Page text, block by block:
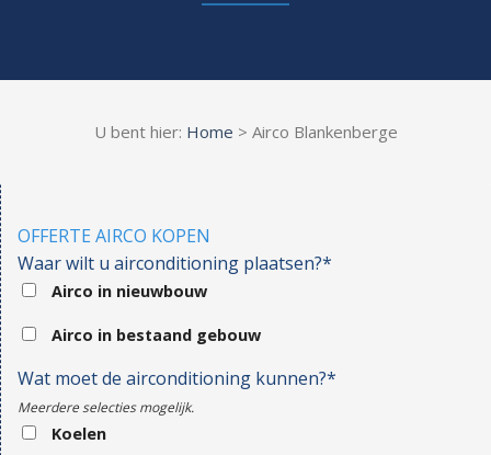
U bent hier: Home > Airco Blankenberge
OFFERTE AIRCO KOPEN
Waar wilt u airconditioning plaatsen?*
Airco in nieuwbouw
Airco in bestaand gebouw
Wat moet de airconditioning kunnen?*
Meerdere selecties mogelijk.
Koelen